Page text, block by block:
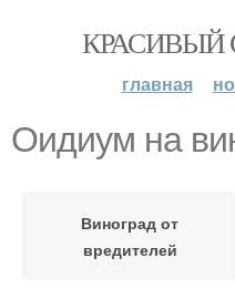
КРАСИВЫЙ
главная
Оидиум на
Виноград от
вредителей